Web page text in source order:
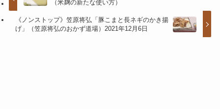
（米麹の新たな使い方）
《ノンストップ》笠原将弘「豚こまと長ネギのかき揚
げ」（笠原将弘のおかず道場）2021年12月6日